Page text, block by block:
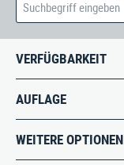
MERKLISTE
KONTAKT
VERFÜGBARKEIT
AUFLAGE
WEITERE OPTIONEN